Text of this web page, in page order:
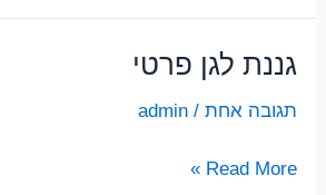
גננת לגן פרטי
תגובה אחת /
admin
גננת
Read More »